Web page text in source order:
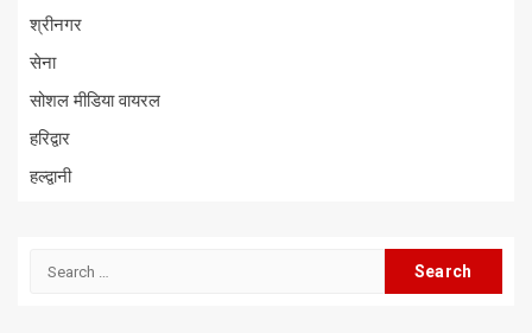
श्रीनगर
सेना
सोशल मीडिया वायरल
हरिद्वार
हल्द्वानी
Search